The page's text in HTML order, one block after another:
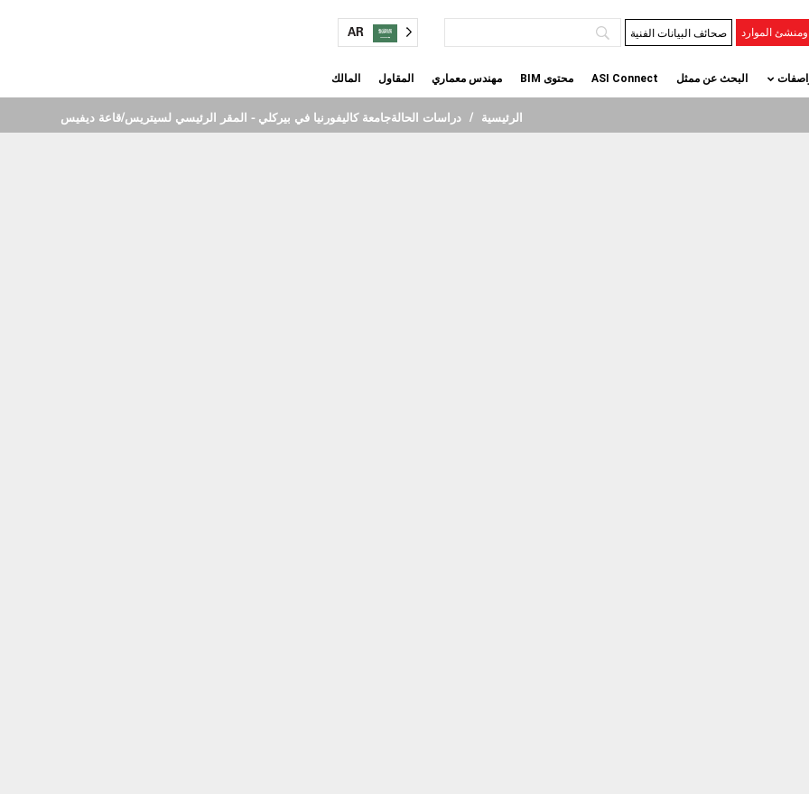
الموارد صحائف البيانات الفنية AR
البحث عن ممثل ASI Connect محتوى BIM مهندس معماري المقاول المالك
الرئيسية دراسات الحالةجامعة كاليفورنيا في بيركلي - المقر الرئيسي لسيتريس/قاعة ديفيس